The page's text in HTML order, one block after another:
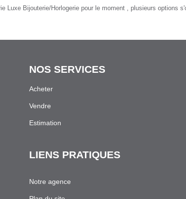
Luxe Bijouterie/Horlogerie pour le moment , plusieurs options
NOS SERVICES
Acheter
Vendre
Estimation
LIENS PRATIQUES
Notre agence